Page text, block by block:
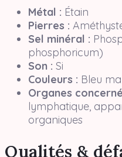
Métal : Étain
Pierres :
Sel minéral :
phosphoricum)
Son : Si
Couleurs : Bleu
Organes
lymphatique,
organiques
Qualités &